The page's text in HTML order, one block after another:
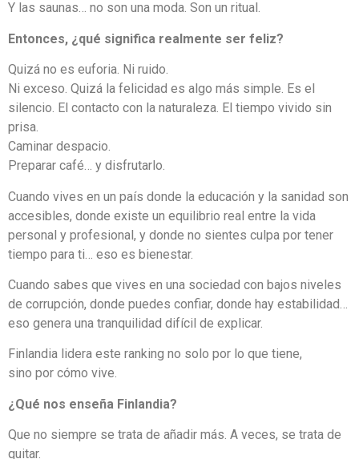
Y las saunas… no son una moda. Son un ritual.
Entonces, ¿qué significa realmente ser feliz?
Quizá no es euforia. Ni ruido.
Ni exceso. Quizá la felicidad es algo más simple. Es el
silencio. El contacto con la naturaleza. El tiempo vivido sin
prisa.
Caminar despacio.
Preparar café… y disfrutarlo.
Cuando vives en un país donde la educación y la sanidad son
accesibles, donde existe un equilibrio real entre la vida
personal y profesional, y donde no sientes culpa por tener
tiempo para ti… eso es bienestar.
Cuando sabes que vives en una sociedad con bajos niveles
de corrupción, donde puedes confiar, donde hay estabilidad…
eso genera una tranquilidad difícil de explicar.
Finlandia lidera este ranking no solo por lo que tiene,
sino por cómo vive.
¿Qué nos enseña Finlandia?
Que no siempre se trata de añadir más. A veces, se trata de
quitar.